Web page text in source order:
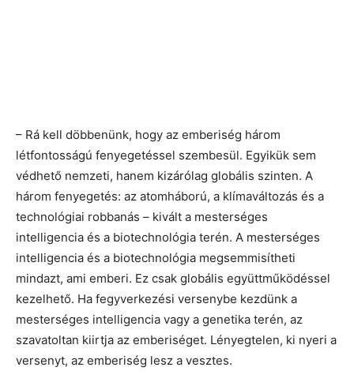
– Rá kell döbbenünk, hogy az emberiség három
létfontosságú fenyegetéssel szembesül. Egyikük sem
védhető nemzeti, hanem kizárólag globális szinten. A
három fenyegetés: az atomháború, a klímaváltozás és a
technológiai robbanás – kivált a mesterséges
intelligencia és a biotechnológia terén. A mesterséges
intelligencia és a biotechnológia megsemmisítheti
mindazt, ami emberi. Ez csak globális együttműködéssel
kezelhető. Ha fegyverkezési versenybe kezdünk a
mesterséges intelligencia vagy a genetika terén, az
szavatoltan kiirtja az emberiséget. Lényegtelen, ki nyeri a
versenyt, az emberiség lesz a vesztes.